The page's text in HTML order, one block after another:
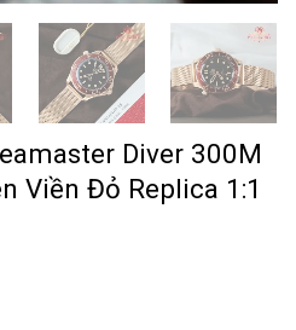
Diver 300M
Viền Đỏ Replica 1:1